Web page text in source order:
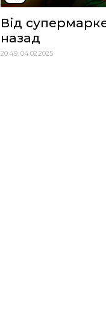
Від
назад
20:49, 04.02.2025